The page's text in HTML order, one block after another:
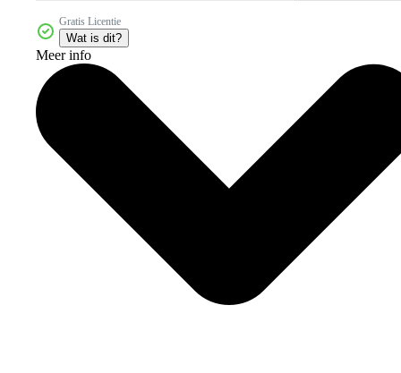
Gratis Licentie
Wat is dit?
Meer info